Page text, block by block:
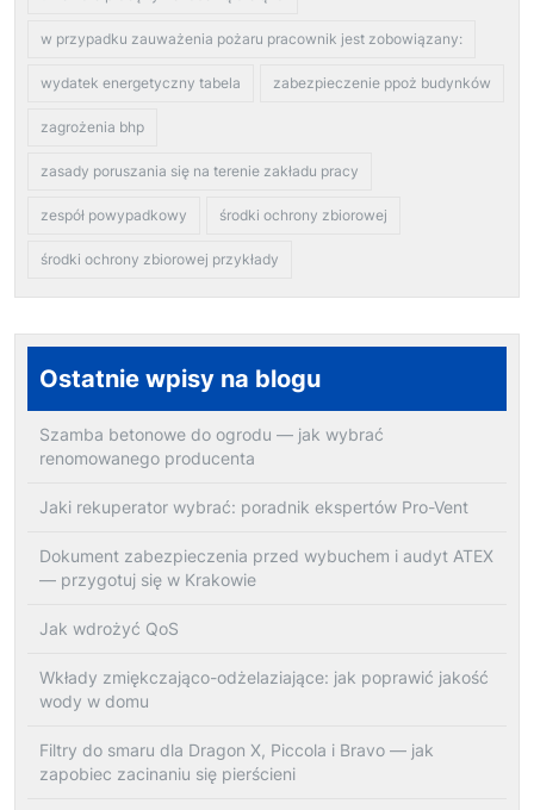
w przypadku zauważenia pożaru pracownik jest zobowiązany:
wydatek energetyczny tabela zabezpieczenie ppoż budynków
zagrożenia bhp
zasady poruszania się na terenie zakładu pracy
zespół powypadkowy środki ochrony zbiorowej
środki ochrony zbiorowej przykłady
Ostatnie wpisy na blogu
Szamba betonowe do ogrodu — jak wybrać
renomowanego producenta
Jaki rekuperator wybrać: poradnik ekspertów Pro-Vent
Dokument zabezpieczenia przed wybuchem i audyt ATEX
— przygotuj się w Krakowie
Jak wdrożyć QoS
Wkłady zmiękczająco-odżelaziające: jak poprawić jakość
wody w domu
Filtry do smaru dla Dragon X, Piccola i Bravo — jak
zapobiec zacinaniu się pierścieni